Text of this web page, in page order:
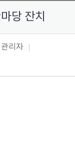
당 잔치
관리자